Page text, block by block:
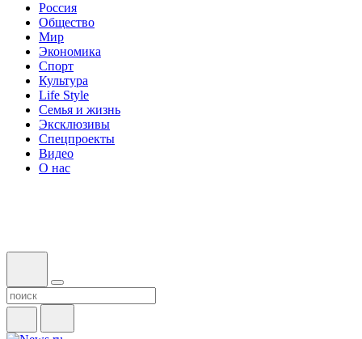
Россия
Общество
Мир
Экономика
Спорт
Культура
Life Style
Семья и жизнь
Эксклюзивы
Спецпроекты
Видео
О нас